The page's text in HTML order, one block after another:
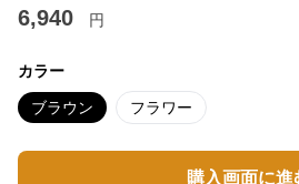
6,940 円
カラー
ブラウン フラワー
購入画面に進